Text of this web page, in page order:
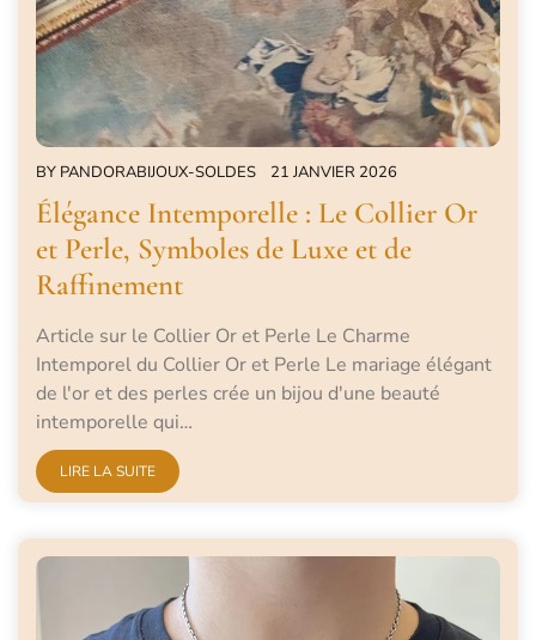
BY PANDORABIJOUX-SOLDES 21 JANVIER 2026
Élégance Intemporelle : Le Collier Or
et Perle, Symboles de Luxe et de
Raffinement
Article sur le Collier Or et Perle Le Charme
Intemporel du Collier Or et Perle Le mariage élégant
de l'or et des perles crée un bijou d'une beauté
intemporelle qui…
LIRE LA SUITE